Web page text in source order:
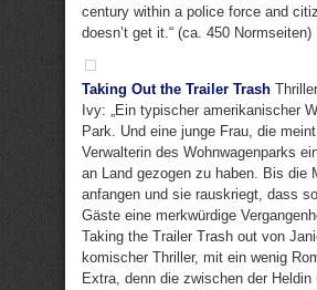
century within a police force and
doesn’t get it.“ (ca. 450 Normseiten)
Taking Out the Trailer Trash
Ivy: „Ein typischer amerikanischer
Park. Und eine junge Frau, die
Verwalterin des Wohnwagenparks
an Land gezogen zu haben. Bis die
anfangen und sie rauskriegt, dass
Gäste eine merkwürdige
Taking the Trailer Trash out von
komischer Thriller, mit ein wenig
Extra, denn die zwischen der Heldin